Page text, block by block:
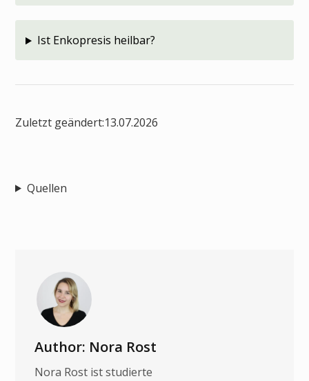
Ist Enkopresis heilbar?
Zuletzt geändert:13.07.2026
Quellen
Author: Nora Rost
Nora Rost ist studierte